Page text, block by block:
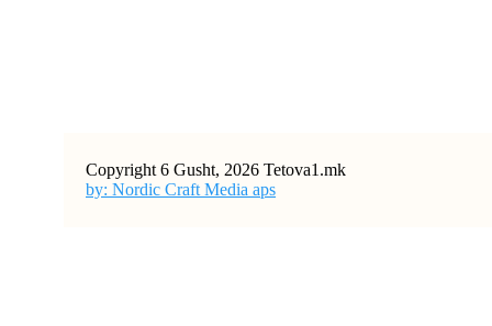
Copyright 6 Gusht, 2026 Tetova1.mk
by: Nordic Craft Media aps